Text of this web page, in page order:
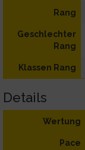
Rang
Geschlechter
Rang
Klassen Rang
Details
Wertung
Pace